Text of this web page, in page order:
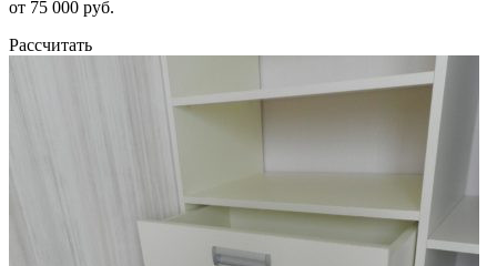
от 75 000 руб.
Рассчитать